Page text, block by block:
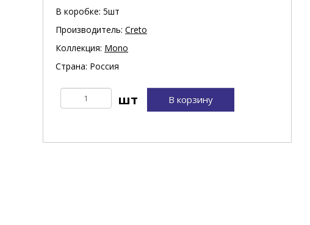
В коробке: 5шт
Производитель: Creto
Коллекция: Mono
Страна: Россия
В корзину